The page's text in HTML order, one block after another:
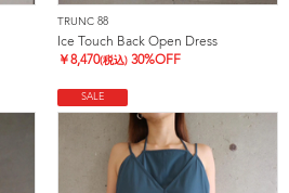
TRUNC 88
Ice Touch Back Open Dress
￥8,470(税込) 30%OFF
SALE